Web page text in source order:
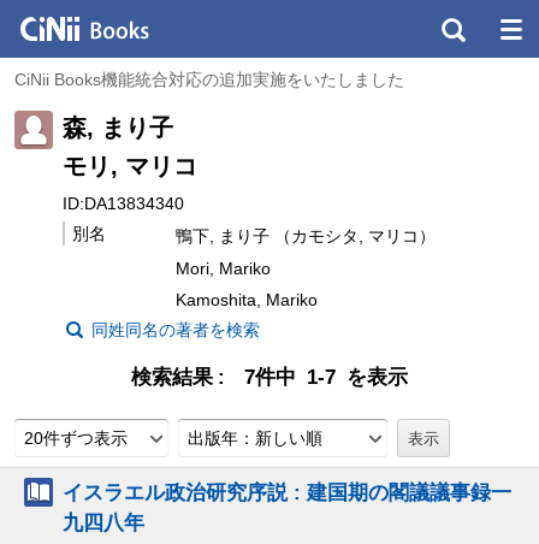
CiNii Books機能統合対応の追加実施をいたしました
森, まり子
モリ, マリコ
ID:DA13834340
別名
鴨下, まり子 （カモシタ, マリコ）
Mori, Mariko
Kamoshita, Mariko
同姓同名の著者を検索
検索結果 7件中 1-7 を表示
20件ずつ表示 出版年：新しい順
イスラエル政治研究序説 : 建国期の閣議議事録一
九四八年